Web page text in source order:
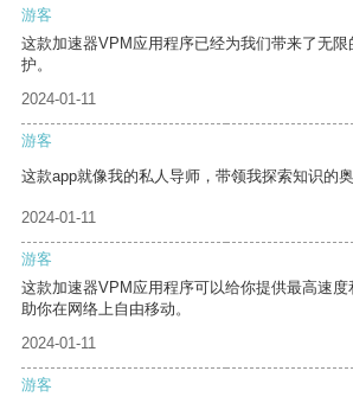
游客
这款加速器VPM应用程序已经为我们带来了无
护。
2024-01-11
游客
这款app就像我的私人导师，带领我探索知识的奥
2024-01-11
游客
这款加速器VPM应用程序可以给你提供最高速
助你在网络上自由移动。
2024-01-11
游客